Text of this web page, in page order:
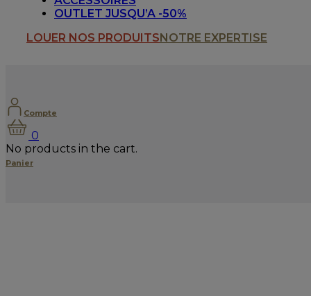
OUTLET JUSQU’A -50%
LOUER NOS PRODUITSNOTRE EXPERTISE
Compte
0
No products in the cart.
Panier